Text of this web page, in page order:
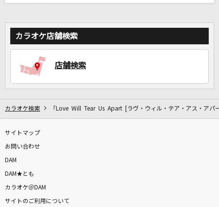
カラオケ店舗検索
店舗検索
カラオケ検索 「Love Will Tear Us Apart [ラヴ・ウィル・テア・アス・アパ
サイトマップ
お問い合わせ
DAM
DAM★とも
カラオケ＠DAM
サイトのご利用について